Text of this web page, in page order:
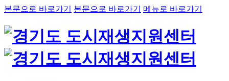
본문으로 바로가기 본문으로 바로가기 메뉴로 바로가기